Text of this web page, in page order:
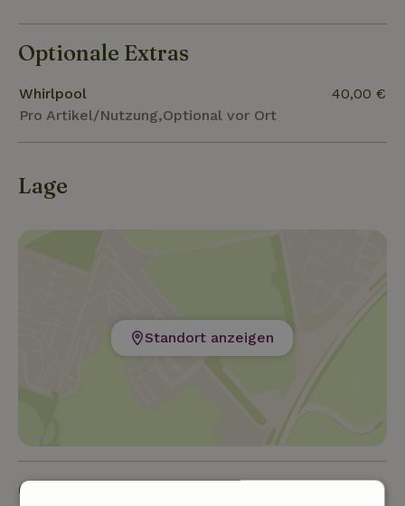
Wasserfälle und ein Spaziergang zwischen den
Baumkronen und dem Aussichtsturm in Janské
Optionale Extras
Whirlpool
Pro Artikel/Nutzung,Optional vor Ort
40,00 €
Lage
Standort anzeigen
Gut zu wissen